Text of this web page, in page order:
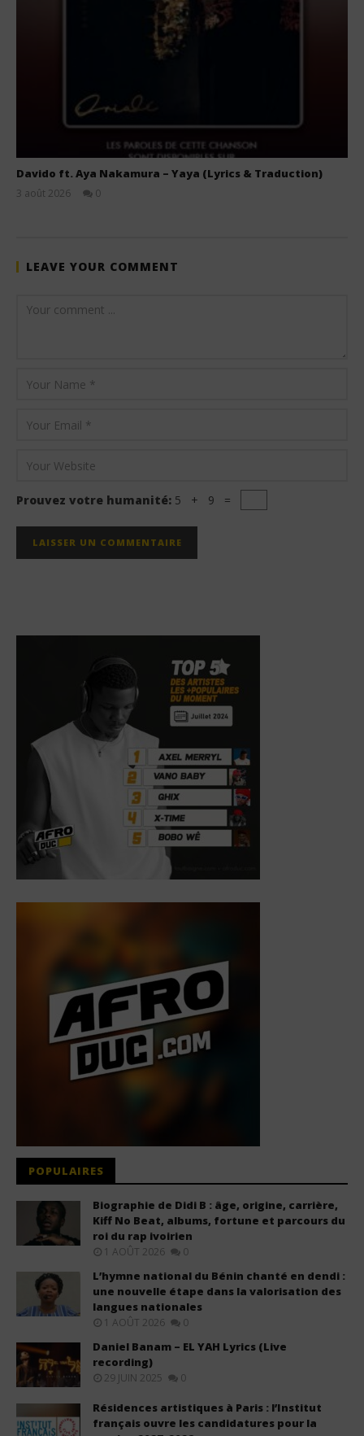
Davido ft. Aya Nakamura – Yaya (Lyrics & Traduction)
3 août 2026
0
LEAVE YOUR COMMENT
Prouvez votre humanité: 5 + 9 =
POPULAIRES
Biographie de Didi B : âge, origine, carrière,
Kiff No Beat, albums, fortune et parcours du
roi du rap ivoirien
1 AOÛT 2026 0
L’hymne national du Bénin chanté en dendi :
une nouvelle étape dans la valorisation des
langues nationales
1 AOÛT 2026 0
Daniel Banam – EL YAH Lyrics (Live
recording)
29 JUIN 2025 0
Résidences artistiques à Paris : l’Institut
français ouvre les candidatures pour la